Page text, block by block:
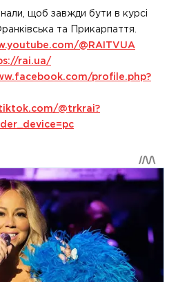
щоб завжди бути в курсі
та Прикарпаття.
@RAITVUA
rai.ua/
profile.php?
@trkrai?